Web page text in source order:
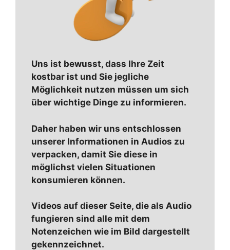
Uns ist bewusst, dass Ihre Zeit
kostbar ist und Sie jegliche
Möglichkeit nutzen müssen um sich
über wichtige Dinge zu informieren.
Daher haben wir uns entschlossen
unserer Informationen in Audios zu
verpacken, damit Sie diese in
möglichst vielen Situationen
konsumieren können.
Videos auf dieser Seite, die als Audio
fungieren sind alle mit dem
Notenzeichen wie im Bild dargestellt
gekennzeichnet.